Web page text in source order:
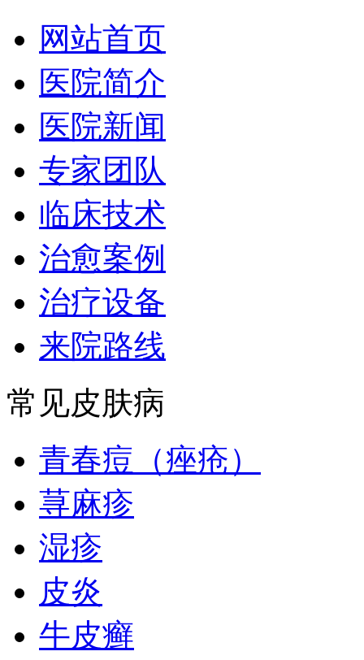
网站首页
医院简介
医院新闻
专家团队
临床技术
治愈案例
治疗设备
来院路线
常见皮肤病
青春痘（痤疮）
荨麻疹
湿疹
皮炎
牛皮癣